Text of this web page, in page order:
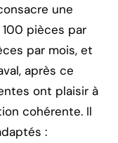
une
pièces par
par mois, et
après ce
ont plaisir à
cohérente. Il
: